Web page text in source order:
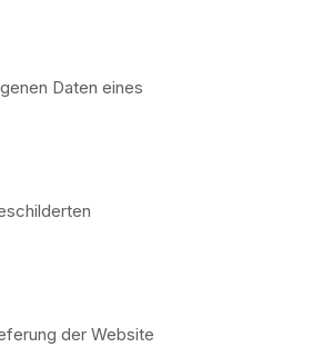
Daten eines
der Website